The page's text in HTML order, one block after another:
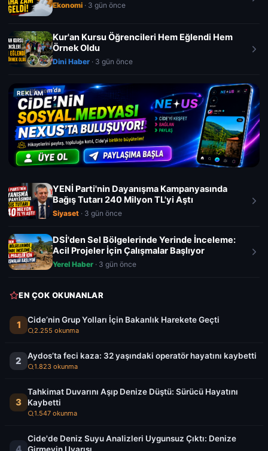
Ekonomi · 3 gün önce
Kur'an Kursu Öğrencileri Hem Eğlendi Hem
Örnek Oldu
Dini Haber · 3 gün önce
REKLAM
YENİ Parti'nin Dayanışma Kampanyasında
Bağış Tutarı 240 Milyon TL'yi Aştı
Siyaset · 3 gün önce
DSİ'den Sel Bölgelerinde Yerinde İnceleme:
Acil Projeler İçin Çalışmalar Başlıyor
Yerel Haber · 3 gün önce
EN ÇOK OKUNANLAR
1 Cide’nin Grup Yolları İçin Bakanlık Harekete Geçti
2.255 okunma
2 Aydos’ta feci kaza: 32 yaşındaki operatör hayatını kaybetti
1.823 okunma
3
Tahkimat Duvarını Aşıp Denize Düştü: Sürücü Hayatını
Kaybetti
1.547 okunma
Cide'de Deniz Suyu Analizleri Uygunsuz Çıktı: Denize